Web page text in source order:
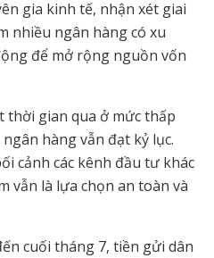
gia kinh tế, nhận xét giai
nhiều ngân hàng có xu
để mở rộng nguồn vốn
thời gian qua ở mức thấp
hàng vẫn đạt kỷ lục.
cảnh các kênh đầu tư khác
vẫn là lựa chọn an toàn và
cuối tháng 7, tiền gửi dân